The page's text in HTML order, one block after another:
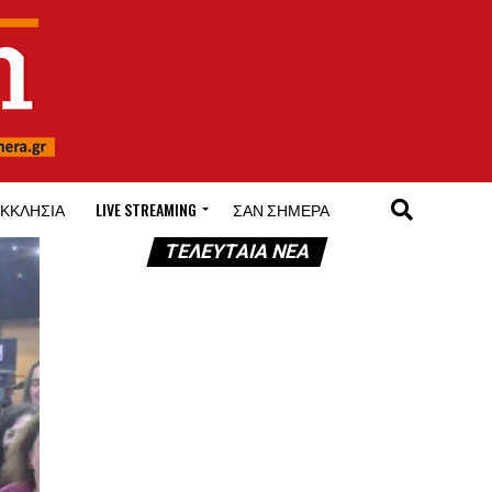
LIVE STREAMING ΣΑΝ ΣΉΜΕΡΑ
ΤΕΛΕΥΤΑΊΑ ΝΈΑ